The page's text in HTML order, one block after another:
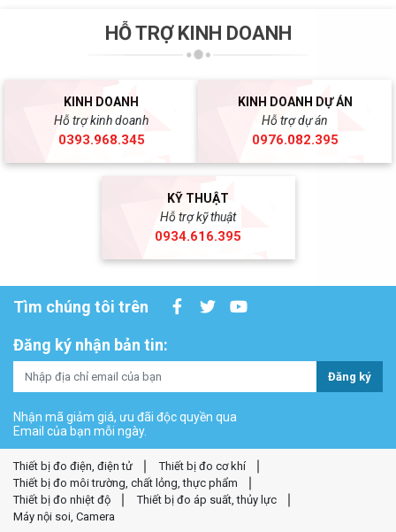
HỖ TRỢ KINH DOANH
KINH DOANH
Hỗ trợ kinh doanh
0393.968.345
KINH DOANH DỰ ÁN
Hỗ trợ dự án
0976.082.395
KỸ THUẬT
Hỗ trợ kỹ thuật
0934.616.395
Tìm chúng tôi trên
Đăng ký nhận bản tin:
Đăng ký
Nhận mã giảm giá, ưu đãi độc quyền qua
Email của bạn mỗi ngày.
Thiết bị đo điện, điện tử
Thiết bị đo cơ khí
Thiết bị đo môi trường, chất lỏng, thực phẩm
Thiết bị đo nhiệt độ
Thiết bị đo áp suất, thủy lực
Máy nội soi, Camera